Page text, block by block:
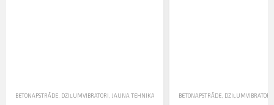
BETONAPSTRĀDE DZIĻUMVIBRATORI JAUNA TEHNIKA BETONAPSTRĀDE, DZIĻUMVIBRATORI